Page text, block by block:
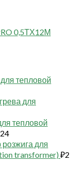
0,5ТХ12М
тепловой
для
тепловой
24
для
transformer) ₽2